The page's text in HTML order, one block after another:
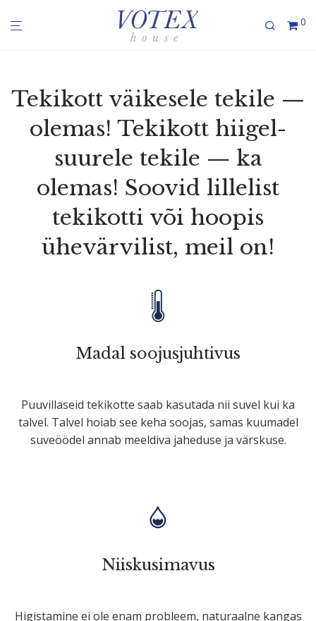
0
Tekikott väikesele tekile —
olemas! Tekikott hiigel­
suurele tekile — ka
olemas! Soovid lillelist
tekikotti või hoopis
ühevär­vilist, meil on!
Madal soojus­juh­tivus
Puuvil­laseid tekikotte saab kasutada nii suvel kui ka
talvel. Talvel hoiab see keha soojas, samas kuumadel
suveöödel annab meeldiva jaheduse ja värskuse.
Niiskusi­mavus
Higis­tamine ei ole enam probleem, naturaalne kangas